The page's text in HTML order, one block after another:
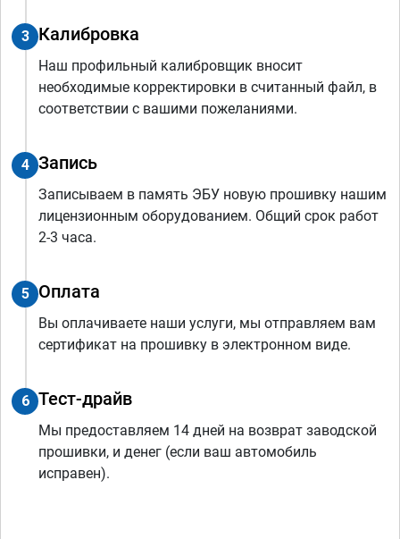
3 Калибровка
Наш профильный калибровщик вносит
необходимые корректировки в считанный файл, в
соответствии с вашими пожеланиями.
4 Запись
Записываем в память ЭБУ новую прошивку нашим
лицензионным оборудованием. Общий срок работ
2-3 часа.
5 Оплата
Вы оплачиваете наши услуги, мы отправляем вам
сертификат на прошивку в электронном виде.
6 Тест-драйв
Мы предоставляем 14 дней на возврат заводской
прошивки, и денег (если ваш автомобиль
исправен).